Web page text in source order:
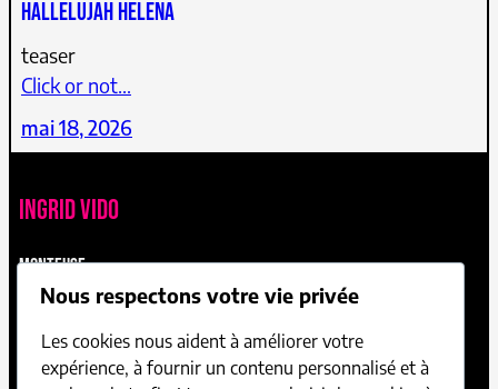
Hallelujah helena
teaser
Click or not…
mai 18, 2026
Ingrid vido
monteuse
films documentaires
Nous respectons votre vie privée
Les cookies nous aident à améliorer votre
expérience, à fournir un contenu personnalisé et à